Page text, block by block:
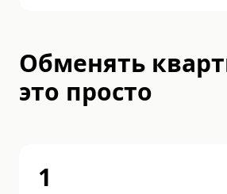
Обменять
это просто
1